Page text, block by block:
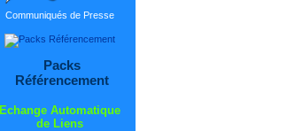
Communiqués de Presse
Packs
Référencement
Echange Automatique
de Liens